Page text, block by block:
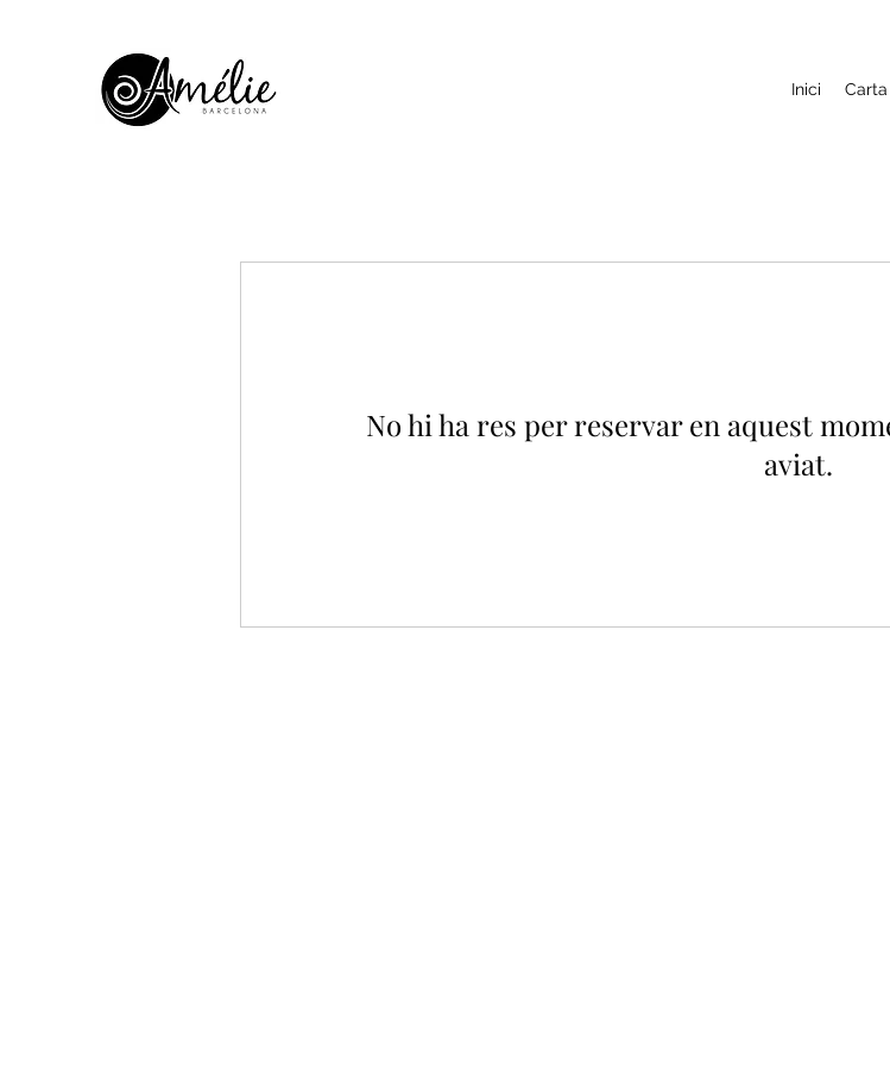
Inici Carta
No hi ha res per reservar en aquest
aviat.